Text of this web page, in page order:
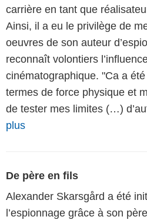
carrière en tant que
Ainsi, il a eu le privilège de
oeuvres de son auteur
reconnaît volontiers
cinématographique. "Ca a
termes de force physique et
de tester mes limites (…)
plus
De père en fils
Alexander Skarsgård a été
l’espionnage grâce à son